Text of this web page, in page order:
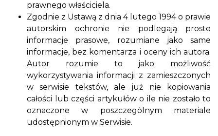
prawnego właściciela.
Zgodnie z Ustawą z dnia 4 lutego 1994 o prawie
autorskim ochronie nie podlegają proste
informacje prasowe, rozumiane jako same
informacje, bez komentarza i oceny ich autora.
Autor rozumie to jako możliwość
wykorzystywania informacji z zamieszczonych
w serwisie tekstów, ale już nie kopiowania
całości lub części artykułów o ile nie zostało to
oznaczone w poszczególnym materiale
udostępnionym w Serwisie.